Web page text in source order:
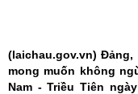
(laichau.gov.vn) Đảng,
mong muốn không
Nam - Triều Tiên